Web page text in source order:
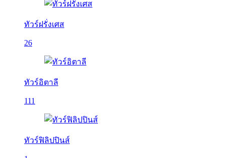
ทัวร์ฝรั่งเศส
26
ทัวร์อิตาลี
111
ทัวร์ฟิลิปปินส์